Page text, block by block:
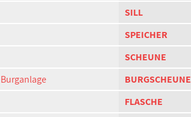
SILL
SPEICHER
SCHEUNE
BURGSCHEUNE
FLASCHE